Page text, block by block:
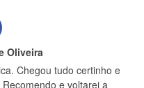
Oliveira
Chegou tudo certinho e
e voltarei a